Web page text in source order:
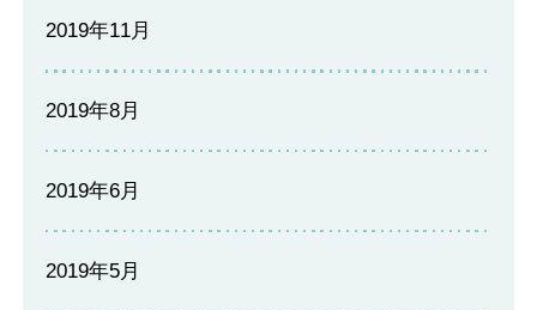
2019年11月
2019年8月
2019年6月
2019年5月